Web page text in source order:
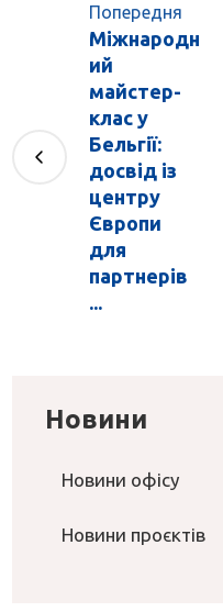
Попередня
Міжнародн
ий
майстер-
клас у
Бельгії:
досвід із
центру
Європи
для
партнерів
...
Новини
Новини офісу
Новини проєктів